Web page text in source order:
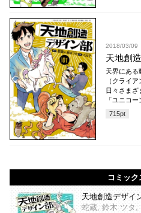
2018/03/09
天地創
天界にある
（クライ
日々さまざ
「ユニコー
715pt
コミック
天地創造デザイ
蛇蔵, 鈴木 ツタ,